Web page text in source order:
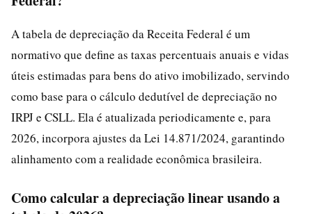
A tabela de depreciação da Receita Federal é um
normativo que define as taxas percentuais anuais e vidas
úteis estimadas para bens do ativo imobilizado, servindo
como base para o cálculo dedutível de depreciação no
IRPJ e CSLL. Ela é atualizada periodicamente e, para
2026, incorpora ajustes da Lei 14.871/2024, garantindo
alinhamento com a realidade econômica brasileira.
Como calcular a depreciação linear usando a